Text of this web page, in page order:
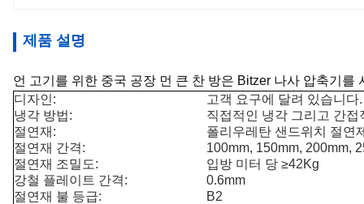
제품 설명
언 고기를 위한 중국 공장 먼 큰 찬 방은 Bitzer 나사 압축기를
디자인:
고객 요구에 달려 있습니다.
냉각 방법:
직접적인 냉각 그리고 간접
절연재:
폴리우레탄 샌드위치 절연
절연재 간격:
100mm, 150mm, 200mm,
절연재 조밀도:
입방 미터 당 ≥42Kg
강철 플레이트 간격:
0.6mm
절연재 불 등급:
B2